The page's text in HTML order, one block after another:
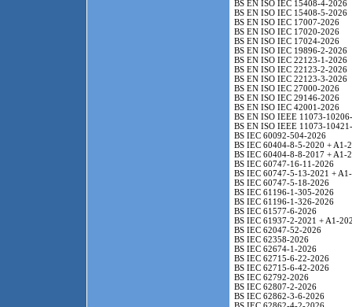
BS EN ISO IEC 15408-4-2026
BS EN ISO IEC 15408-5-2026
BS EN ISO IEC 17007-2026
BS EN ISO IEC 17020-2026
BS EN ISO IEC 17024-2026
BS EN ISO IEC 19896-2-2026
BS EN ISO IEC 22123-1-2026
BS EN ISO IEC 22123-2-2026
BS EN ISO IEC 22123-3-2026
BS EN ISO IEC 27000-2026
BS EN ISO IEC 29146-2026
BS EN ISO IEC 42001-2026
BS EN ISO IEEE 11073-
BS EN ISO IEEE 11073-
BS IEC 60092-504-2026
BS IEC 60404-8-5-2020 + A1-
BS IEC 60404-8-8-2017 + A1-
BS IEC 60747-16-11-2026
BS IEC 60747-5-13-2021 +
BS IEC 60747-5-18-2026
BS IEC 61196-1-305-2026
BS IEC 61196-1-326-2026
BS IEC 61577-6-2026
BS IEC 61937-2-2021 + A1-
BS IEC 62047-52-2026
BS IEC 62358-2026
BS IEC 62674-1-2026
BS IEC 62715-6-22-2026
BS IEC 62715-6-42-2026
BS IEC 62792-2026
BS IEC 62807-2-2026
BS IEC 62862-3-6-2026